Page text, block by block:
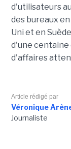
d'utilisateurs
des bureaux
Uni et en
d'une centaine
d'affaires
Article rédigé par
Véronique
Journaliste